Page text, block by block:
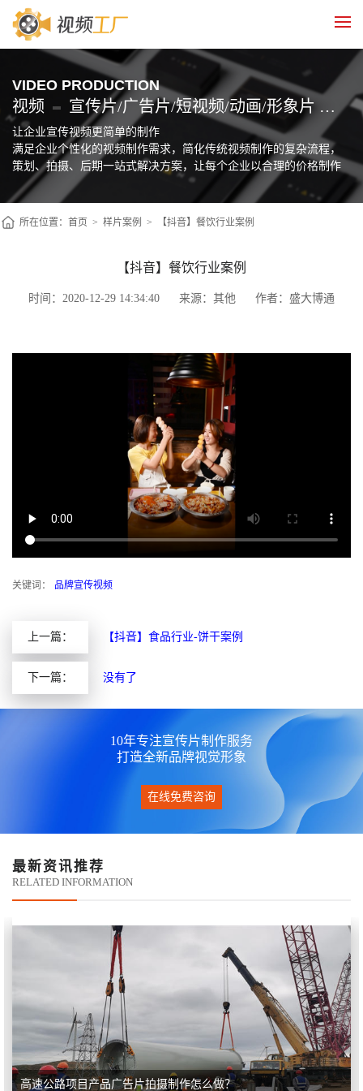
VIDEO PRODUCTION
视频 宣传片/广告片/短视频/动画/形象片 制作
让企业宣传视频更简单的制作
满足企业个性化的视频制作需求，简化传统视频制作的复杂流程，
策划、拍摄、后期一站式解决方案，让每个企业以合理的价格制作
自己的宣传片
所在位置： 首页 > 样片案例 > 【抖音】餐饮行业案例
【抖音】餐饮行业案例
时间：2020-12-29 14:34:40 来源：其他 作者：盛大博通
关键词： 品牌宣传视频
上一篇： 【抖音】食品行业-饼干案例
下一篇： 没有了
10年专注宣传片制作服务
打造全新品牌视觉形象
在线免费咨询
最新资讯推荐
RELATED INFORMATION
高速公路项目产品广告片拍摄制作怎么做？